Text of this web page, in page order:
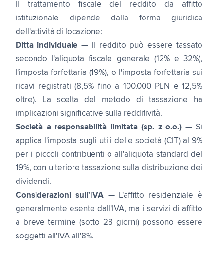
Il trattamento fiscale del reddito da affitto
istituzionale dipende dalla forma giuridica
dell'attività di locazione:
Ditta individuale — Il reddito può essere tassato
secondo l'aliquota fiscale generale (12% e 32%),
l'imposta forfettaria (19%), o l'imposta forfettaria sui
ricavi registrati (8,5% fino a 100.000 PLN e 12,5%
oltre). La scelta del metodo di tassazione ha
implicazioni significative sulla redditività.
Società a responsabilità limitata (sp. z o.o.) — Si
applica l'imposta sugli utili delle società (CIT) al 9%
per i piccoli contribuenti o all'aliquota standard del
19%, con ulteriore tassazione sulla distribuzione dei
dividendi.
Considerazioni sull'IVA— L'affitto residenziale è
generalmente esente dall'IVA, ma i servizi di affitto
a breve termine (sotto 28 giorni) possono essere
soggetti all'IVA all'8%.